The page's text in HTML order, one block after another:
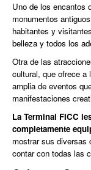
Uno de los encantos
monumentos
habitantes y
belleza y todos los
Otra de las
cultural, que ofrece a
amplia de eventos
manifestaciones
La Terminal FICC
completamente
mostrar sus diversas
contar con todas las